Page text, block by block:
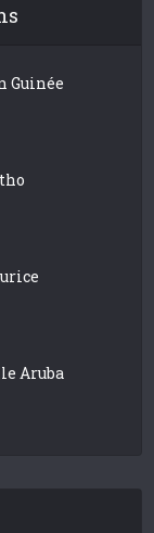
Guinée
Aruba